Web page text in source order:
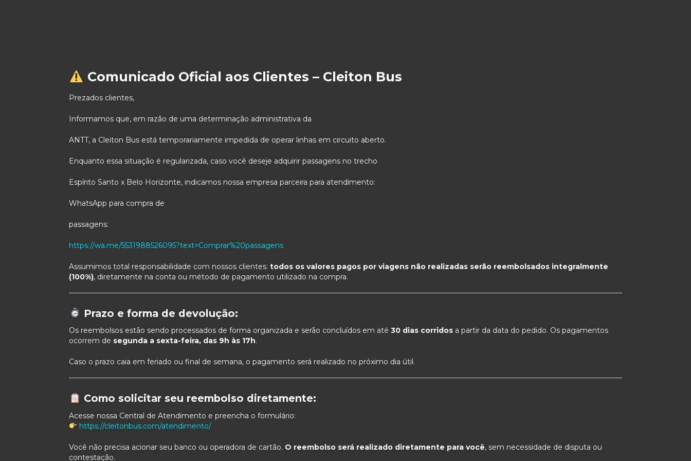
Comunicado Oficial aos Clientes – Cleiton Bus
Prezados clientes,
Informamos que, em razão de uma determinação administrativa da
ANTT, a Cleiton Bus está temporariamente impedida de operar linhas em circuito aberto.
Enquanto essa situação é regularizada, caso você deseje adquirir passagens no trecho
Espírito Santo x Belo Horizonte, indicamos nossa empresa parceira para atendimento:
WhatsApp para compra de
passagens:
https://wa.me/5531988526095?text=Comprar%20passagens
Assumimos total responsabilidade com nossos clientes:todos os valores pagos por viagens não realizadas serão reembolsados integralmente
(100%), diretamente na conta ou método de pagamento utilizado na compra.
Prazo e forma de devolução:
Os reembolsos estão sendo processados de forma organizada e serão concluídos em até30 dias corridos a partir da data do pedido. Os pagamentos
ocorrem de segunda a sexta-feira, das 9h às 17h.
Caso o prazo caia em feriado ou final de semana, o pagamento será realizado no próximo dia útil.
Como solicitar seu reembolso diretamente:
Acesse nossa Central de Atendimento e preencha o formulário:
https://cleitonbus.com/atendimento/
Você não precisa acionar seu banco ou operadora de cartão. O reembolso será realizado diretamente para você, sem necessidade de disputa ou
contestação.